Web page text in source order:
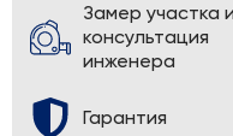
Замер участка и
консультация
инженера
Гарантия